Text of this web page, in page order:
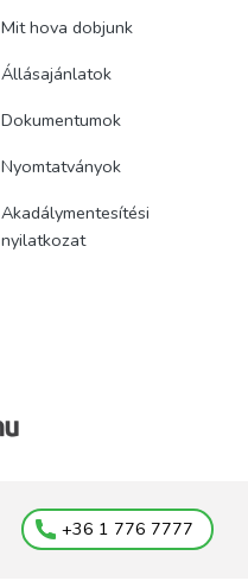
Mit hova dobjunk
Állásajánlatok
Dokumentumok
Nyomtatványok
Akadálymentesítési
nyilatkozat
+36 1 776 7777